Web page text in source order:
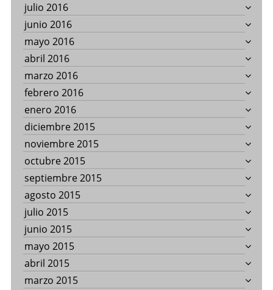
julio 2016
junio 2016
mayo 2016
abril 2016
marzo 2016
febrero 2016
enero 2016
diciembre 2015
noviembre 2015
octubre 2015
septiembre 2015
agosto 2015
julio 2015
junio 2015
mayo 2015
abril 2015
marzo 2015